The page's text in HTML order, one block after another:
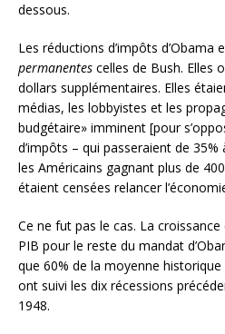
dessous.
Les réductions d’impôts d’Obama
permanentes celles de Bush. Elles
dollars supplémentaires. Elles
médias, les lobbyistes et les
budgétaire» imminent [pour
d’impôts – qui passeraient de
les Américains gagnant plus de
étaient censées relancer
Ce ne fut pas le cas. La
PIB pour le reste du mandat
que 60% de la moyenne
ont suivi les dix récessions
1948.